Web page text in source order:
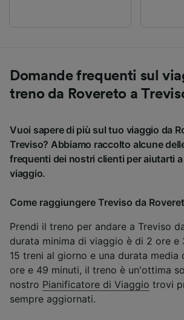
Domande frequenti sul
treno da Rovereto a
Vuoi sapere di più sul tuo viaggio da
Treviso? Abbiamo raccolto alcune
frequenti dei nostri clienti per aiutarti
viaggio.
Come raggiungere Treviso da
Prendi il treno per andare a Treviso
durata minima di viaggio è di 2 ore e
15 treni al giorno e una durata media
ore e 49 minuti, il treno è un'ottima
nostro Pianificatore di Viaggio trovi
sempre aggiornati.